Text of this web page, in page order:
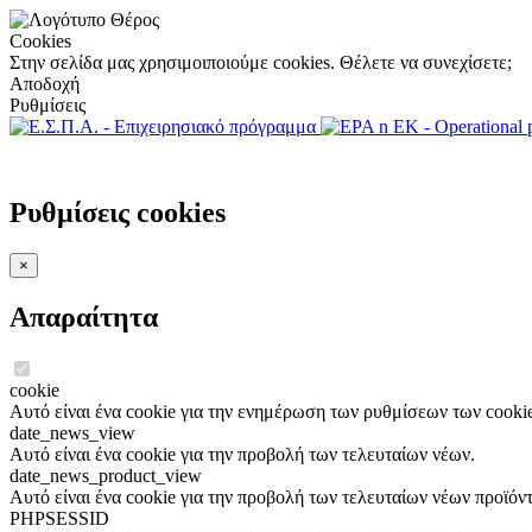
Cookies
Στην σελίδα μας χρησιμοιποιούμε cookies. Θέλετε να συνεχίσετε;
Αποδοχή
Ρυθμίσεις
Ρυθμίσεις cookies
×
Απαραίτητα
cookie
Αυτό είναι ένα cookie για την ενημέρωση των ρυθμίσεων των
date_news_view
Αυτό είναι ένα cookie για την προβολή των τελευταίων νέων.
date_news_product_view
Αυτό είναι ένα cookie για την προβολή των τελευταίων νέων
PHPSESSID